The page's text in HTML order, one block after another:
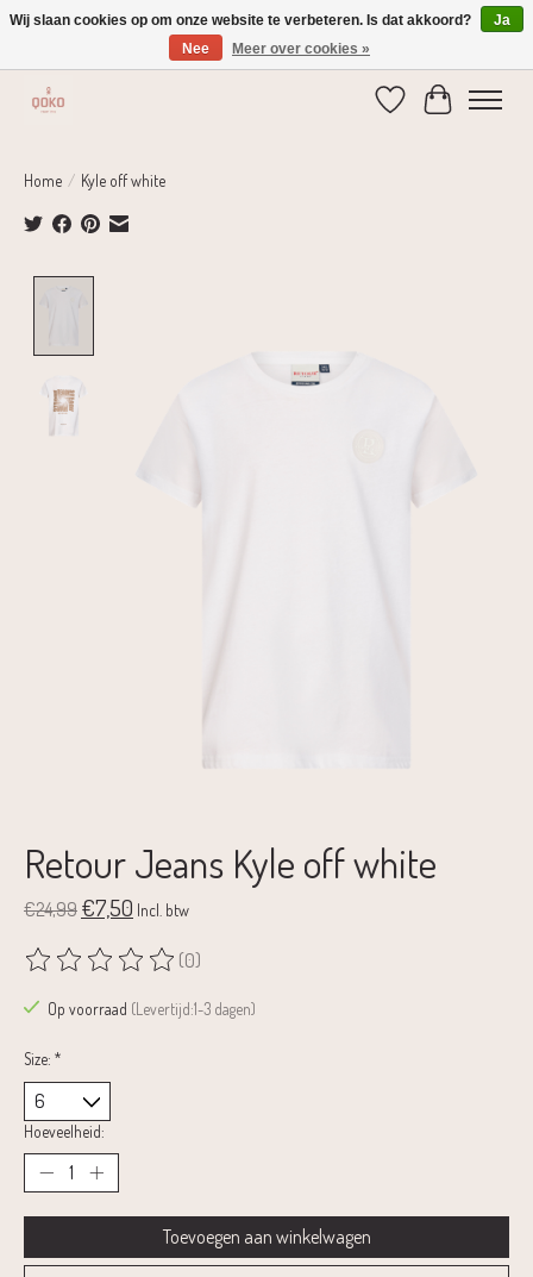
Verzending 1-2 dagen | Gratis verzending vanaf € 75,-
Verlanglijst
Home / Kyle off white
Retour Jeans Kyle off white
€24,99 €7,50 Incl. btw
De beoordeling van dit product is
(0)
Op voorraad (Levertijd:1-3 dagen)
Size: *
Hoeveelheid:
Toevoegen aan winkelwagen
Wij slaan cookies op om onze website te verbeteren. Is dat akkoord?
Ja
Nee
Meer over cookies »